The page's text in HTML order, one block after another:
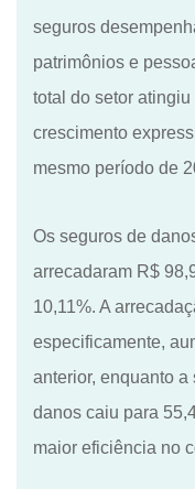
seguros
patrimônios e
total do setor
crescimento
mesmo período de
Os seguros de
arrecadaram R$
10,11%. A
especificamente,
anterior, enquanto
danos caiu para
maior eficiência no